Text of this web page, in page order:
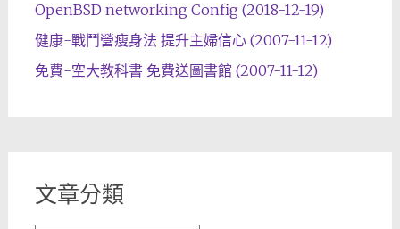
OpenBSD networking Config (2018-12-19)
健康-戰鬥營瘦身法 提升主婦信心 (2007-11-12)
免費-空大教科書 免費送圖書館 (2007-11-12)
文章分類